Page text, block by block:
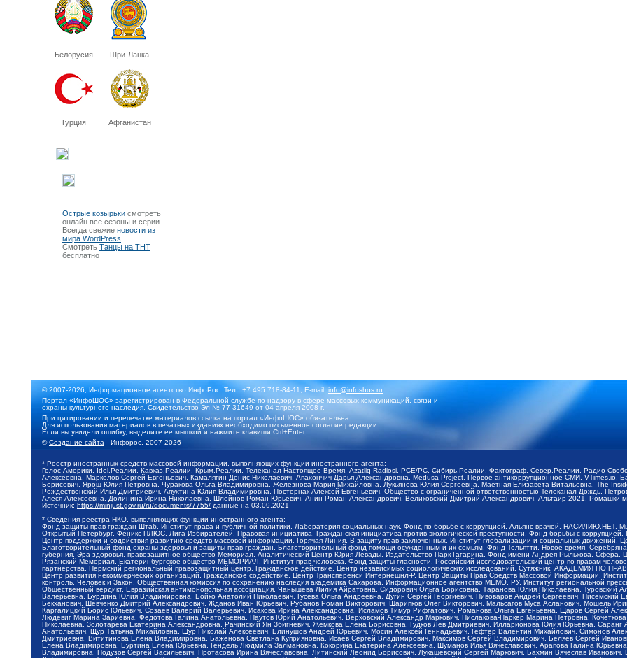
Белорусия Шри-Ланка
Турция Афганистан
Острые козырьки смотреть
онлайн все сезоны и серии.
Всегда свежие новости из
мира WordPress
Смотреть Танцы на ТНТ
бесплатно
© 2007-2026, Информационное агентство ИнфоРос. Тел.: +7 495 718-84-11, E-mail:info@infoshos.ru
Портал «ИнфоШОС» зарегистрирован в Федеральной службе по надзору в сфере массовых коммуникаций, связи и
охраны культурного наследия. Свидетельство Эл № 77-31649 от 04 апреля 2008 г.
При цитировании и перепечатке материалов ссылка на портал «ИнфоШОС» обязательна.
Для использования материалов в печатных изданиях необходимо письменное согласие редакции
Если вы увидели ошибку, выделите ее мышкой и нажмите клавиши Ctrl+Enter
©Создание сайта - Инфорос, 2007-2026
* Реестр иностранных средств массовой информации, выполняющих функции иностранного агента:
Голос Америки, Idel.Реалии, Кавказ.Реалии, Крым.Реалии, Телеканал Настоящее Время, Azatliq Radiosi, PCE/PC, Сибирь.Реалии, Фактограф, Север.Реалии, Радио
Алексеевна, Маркелов Сергей Евгеньевич, Камалягин Денис Николаевич, Апахончич Дарья Александровна, Medusa Project, Первое антикоррупционное СМИ,
Борисович, Ярош Юлия Петровна, Чуракова Ольга Владимировна, Железнова Мария Михайловна, Лукьянова Юлия Сергеевна, Маетная Елизавета Витальевна, The
Рождественский Илья Дмитриевич, Апухтина Юлия Владимировна, Постернак Алексей Евгеньевич, Общество с ограниченной ответственностью Телеканал Дождь,
Алеся Алексеевна, Долинина Ирина Николаевна, Шлейнов Роман Юрьевич, Анин Роман Александрович, Великовский Дмитрий Александрович, Альтаир 2021, Ромашки
Источник: https://minjust.gov.ru/ru/documents/7755/ данные на 03.09.2021
* Сведения реестра НКО, выполняющих функции иностранного агента:
Фонд защиты прав граждан Штаб, Институт права и публичной политики, Лаборатория социальных наук, Фонд по борьбе с коррупцией, Альянс врачей,
Открытый Петербург, Феникс ПЛЮС, Лига Избирателей, Правовая инициатива, Гражданская инициатива против экологической преступности, Фонд борьбы с
Центр поддержки и содействия развитию средств массовой информации, Горячая Линия, В защиту прав заключенных, Институт глобализации и социальных
Благотворительный фонд охраны здоровья и защиты прав граждан, Благотворительный фонд помощи осужденным и их семьям, Фонд Тольятти, Новое время,
губерния, Эра здоровья, правозащитное общество Мемориал, Аналитический Центр Юрия Левады, Издательство Парк Гагарина, Фонд имени Андрея Рылькова,
Рязанский Мемориал, Екатеринбургское общество МЕМОРИАЛ, Институт прав человека, Фонд защиты гласности, Российский исследовательский центр по правам
партнерства, Пермский региональный правозащитный центр, Гражданское действие, Центр независимых социологических исследований, Сутяжник, АКАДЕМИЯ ПО
Центр развития некоммерческих организаций, Гражданское содействие, Центр Трансперенси Интернешнл-Р, Центр Защиты Прав Средств Массовой Информации,
контроль, Человек и Закон, Общественная комиссия по сохранению наследия академика Сахарова, Информационное агентство МЕМО. РУ, Институт региональной
Общественный вердикт, Евразийская антимонопольная ассоциация, Чанышева Лилия Айратовна, Сидорович Ольга Борисовна, Таранова Юлия Николаевна, Туровский
Валерьевна, Бурдина Юлия Владимировна, Бойко Анатолий Николаевич, Гусева Ольга Андреевна, Дугин Сергей Георгиевич, Пивоваров Андрей Сергеевич, Писемский
Бекханович, Шевченко Дмитрий Александрович, Жданов Иван Юрьевич, Рубанов Роман Викторович, Шарипков Олег Викторович, Мальсагов Муса Асланович, Мошель
Каргалицкий Борис Юльевич, Созаев Валерий Валерьевич, Исакова Ирина Александровна, Исламов Тимур Рифгатович, Романова Ольга Евгеньевна, Щаров Сергей
Людевиг Марина Зариевна, Федотова Галина Анатольевна, Паутов Юрий Анатольевич, Верховский Александр Маркович, Пислакова-Паркер Марина Петровна,
Николаевна, Золотарева Екатерина Александровна, Рачинский Ян Збигневич, Жемкова Елена Борисовна, Гудков Лев Дмитриевич, Илларионова Юлия Юрьевна,
Анатольевич, Щур Татьяна Михайловна, Щур Николай Алексеевич, Блинушов Андрей Юрьевич, Мосин Алексей Геннадьевич, Гефтер Валентин Михайлович, Симонов
Дмитриевна, Вититинова Елена Владимировна, Баженова Светлана Куприяновна, Исаев Сергей Владимирович, Максимов Сергей Владимирович, Беляев Сергей
Елена Владимировна, Буртина Елена Юрьевна, Гендель Людмила Залмановна, Кокорина Екатерина Алексеевна, Шуманов Илья Вячеславович, Арапова Галина
Владимировна, Подузов Сергей Васильевич, Протасова Ирина Вячеславовна, Литинский Леонид Борисович, Лукашевский Сергей Маркович, Бахмин Вячеслав